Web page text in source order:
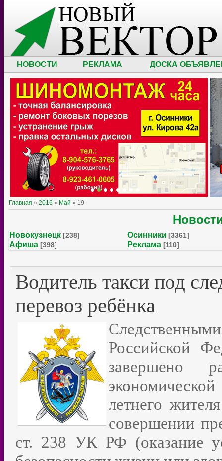
НОВОСТИ РЕКЛАМА ДОСКА
Главная » 2016 » Май » 19
Новокузнецк [238] Осинники [3361]
Афиша [398] Реклама [110]
Водитель такси под
перевоз ребёнка
Российской
завершено
летнего
совершении
ст. 238 УК РФ (оказание